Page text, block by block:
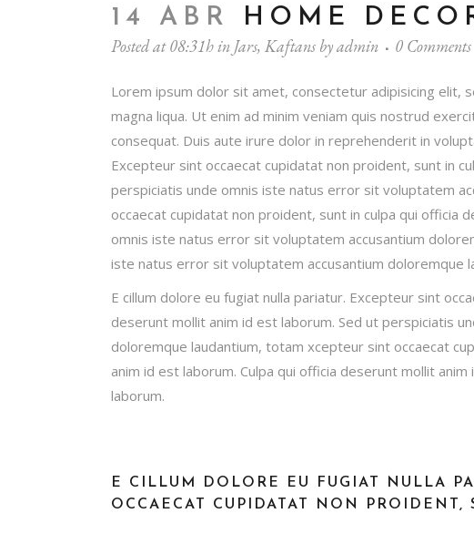
14 ABR HOME
Posted at 08:31hin Jars, Kaftans byadmin 0 Comments
Lorem ipsum dolor sit amet, consectetur adipisicing
magna liqua. Ut enim ad minim veniam quis nostrud
consequat. Duis aute irure dolor in reprehenderit in
Excepteur sint occaecat cupidatat non proident, sunt in
perspiciatis unde omnis iste natus error sit voluptatem
occaecat cupidatat non proident, sunt in culpa qui officia
omnis iste natus error sit voluptatem accusantium
iste natus error sit voluptatem accusantium doloremque
E cillum dolore eu fugiat nulla pariatur. Excepteur sint
deserunt mollit anim id est laborum. Sed ut perspiciatis
doloremque laudantium, totam xcepteur sint occaecat
anim id est laborum. Culpa qui officia deserunt mollit
laborum.
E CILLUM DOLORE EU FUGIAT NULLA
OCCAECAT CUPIDATAT NON